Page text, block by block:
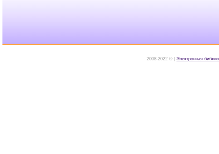
2008-2022 © | Электронная